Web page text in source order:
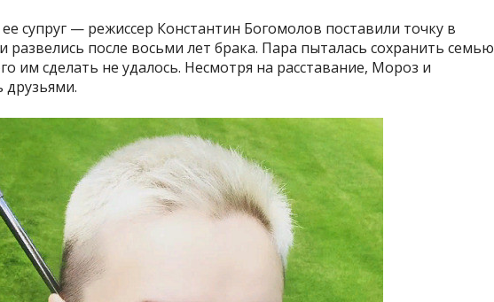
супруг — режиссер Константин Богомолов поставили точку в
развелись после восьми лет брака. Пара пыталась сохранить семью
им сделать не удалось. Несмотря на расставание, Мороз и
друзьями.